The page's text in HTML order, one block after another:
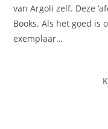
van Argoli zelf. Deze
Books. Als het goed
exemplaar…